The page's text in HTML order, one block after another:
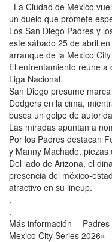
La Ciudad de México
un duelo que promete
Los San Diego Padres y
este sábado 25 de abril
arranque de la Mexico
El enfrentamiento reúne a
Liga Nacional.
San Diego presume
Dodgers en la cima,
busca un golpe de
Las miradas apuntan a
Por los Padres destacan
y Manny Machado, piezas
Del lado de Arizona, el
presencia del méxico-
atractivo en su lineup.
.
.
Más información --
Mexico City Series 2026»